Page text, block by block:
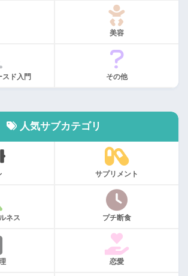
美容
ド入門 その他
人気サブカテゴリ
サプリメント
ネス プチ断食
恋愛